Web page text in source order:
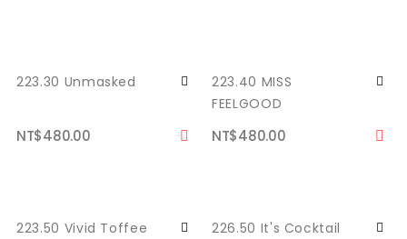
223.30 Unmasked
NT$480.00
223.40 MISS
FEELGOOD
NT$480.00
223.50 Vivid Toffee
226.50 It's Cocktail